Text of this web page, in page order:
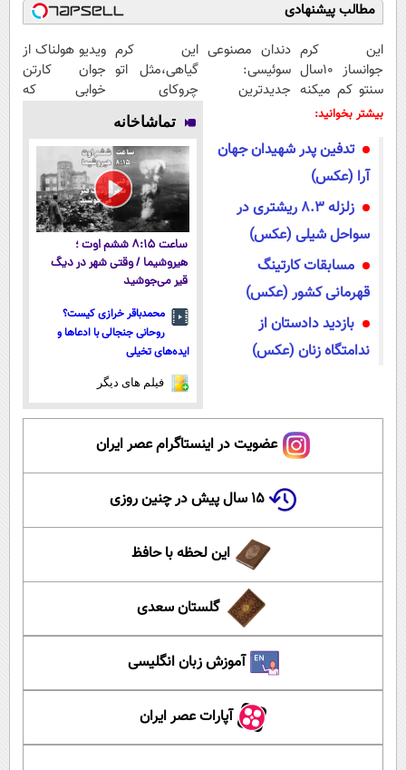
مطالب پیشنهادی
این کرم
جوانساز 10سال
سنتو کم میکنه
(با تخفیف ویژه)
دندان مصنوعی
سوئیسی:
جدیدترین
پرداخت قسطی
این کرم
گیاهی،مثل اتو
چروکای
پوستتوصاف
میکنه!50%تخفیف
ویدیو هولناک از
جوان کارتن
خوابی که
بیشتر بخوانید:
تدفین پدر شهیدان جهان
آرا (عکس)
زلزله 8.3 ریشتری در
سواحل شیلی (عکس)
مسابقات کارتینگ
قهرمانی کشور (عکس)
بازدید دادستان از
ندامتگاه زنان (عکس)
تماشاخانه
ساعت ۸:۱۵ ششم اوت ؛
هیروشیما / وقتی شهر در دیگ
قیر می‌جوشید
محمدباقر خرازی کیست؟
روحانی جنجالی با ادعاها و
ایده‌های تخیلی
فیلم های دیگر
عضویت در اینستاگرام عصر ایران
۱۵ سال پیش در چنین روزی
این لحظه با حافظ
گلستان سعدی
آموزش زبان انگلیسی
آپارات عصر ایران